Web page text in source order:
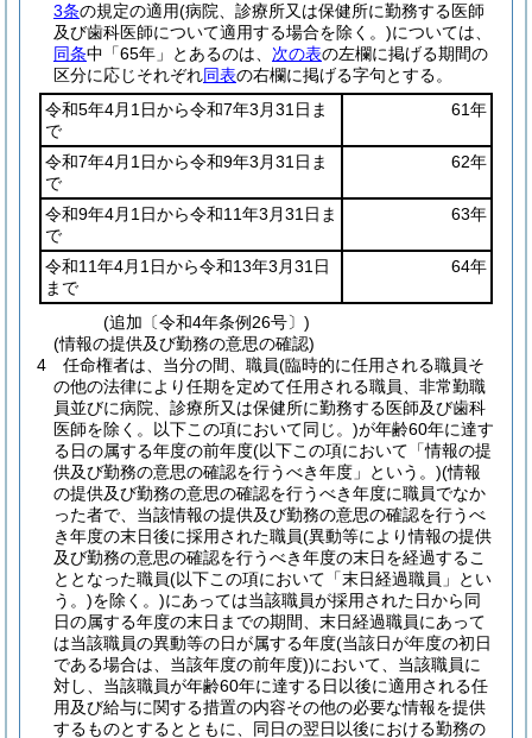
3条の規定の適用(病院、診療所又は保健所に勤務する医師
及び歯科医師について適用する場合を除く。)については、
同条中「65年」とあるのは、 次の表の左欄に掲げる期間の
区分に応じそれぞれ同表の右欄に掲げる字句とする。
令和5年4月1日から令和7年3月31日ま
で
61年
令和7年4月1日から令和9年3月31日ま
で
62年
令和9年4月1日から令和11年3月31日ま
で
63年
令和11年4月1日から令和13年3月31日
まで
64年
(追加〔令和4年条例26号〕)
(情報の提供及び勤務の意思の確認)
4
任命権者は、当分の間、職員(臨時的に任用される職員そ
の他の法律により任期を定めて任用される職員、非常勤職
員並びに病院、診療所又は保健所に勤務する医師及び歯科
医師を除く。以下この項において同じ。)が年齢60年に達す
る日の属する年度の前年度(以下この項において「情報の提
供及び勤務の意思の確認を行うべき年度」という。)(情報
の提供及び勤務の意思の確認を行うべき年度に職員でなか
った者で、当該情報の提供及び勤務の意思の確認を行うべ
き年度の末日後に採用された職員(異動等により情報の提供
及び勤務の意思の確認を行うべき年度の末日を経過するこ
ととなった職員(以下この項において「末日経過職員」とい
う。)を除く。)にあっては当該職員が採用された日から同
日の属する年度の末日までの期間、末日経過職員にあって
は当該職員の異動等の日が属する年度(当該日が年度の初日
である場合は、当該年度の前年度))において、当該職員に
対し、当該職員が年齢60年に達する日以後に適用される任
用及び給与に関する措置の内容その他の必要な情報を提供
するものとするとともに、同日の翌日以後における勤務の